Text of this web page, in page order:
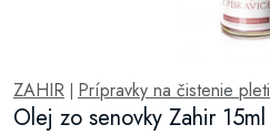
ZAHIR Prípravky na čistenie pleti
Olej zo senovky Zahir 15ml